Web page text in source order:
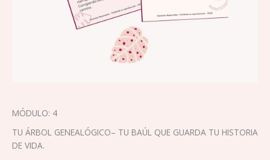
MÓDULO: 4
TU ÁRBOL GENEALÓGICO– TU BAÚL QUE GUARDA TU HISTORIA
DE VIDA.